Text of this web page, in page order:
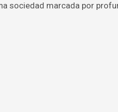
sociedad marcada por